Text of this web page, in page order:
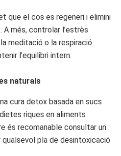
que el cos es regeneri i elimini
més, controlar l’estrès
meditació o la respiració
l’equilibri intern.
naturals
cura detox basada en sucs
riques en aliments
és recomanable consultar un
qualsevol pla de desintoxicació